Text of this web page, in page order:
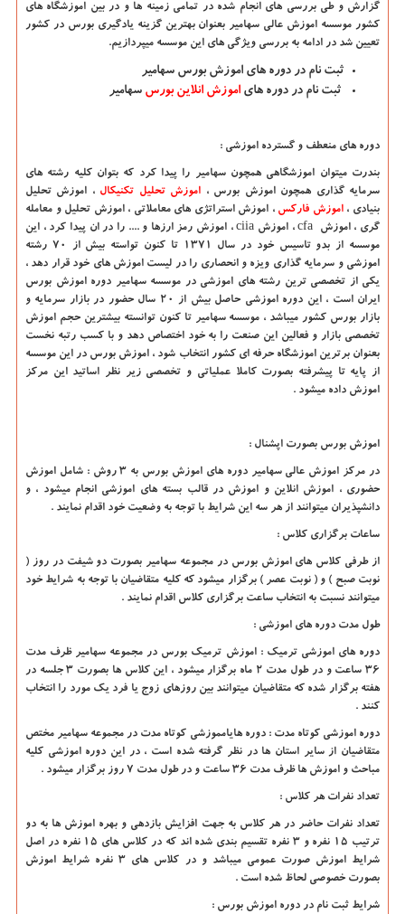
گزارش و طی بررسی های انجام شده در تمامی زمینه ها و در بین اموزشگاه های
کشور موسسه اموزش عالی سهامیر بعنوان بهترین گزینه یادگیری بورس در کشور
تعیین شد در ادامه به بررسی ویژگی های این موسسه میپردازیم.
ثبت نام در دوره های اموزش بورس سهامیر
ثبت نام در دوره های اموزش انلاین بورس سهامیر
دوره های منعطف و گسترده اموزشی :
بندرت میتوان اموزشگاهی همچون سهامیر را پیدا کرد که بتوان کلیه رشته های
سرمایه گذاری همچون اموزش بورس ، اموزش تحلیل تکنیکال ، اموزش تحلیل
بنیادی ،اموزش فارکس ، اموزش استراتژی های معاملاتی ، اموزش تحلیل و معامله
گری ، اموزش
cfa، اموزش ciia، اموزش رمز ارزها و .... را در ان پیدا کرد ، این
موسسه از بدو تاسیس خود در سال 1371 تا کنون تواسته بیش از 70 رشته
اموزشی و سرمایه گذاری ویزه و انحصاری را در لیست اموزش های خود قرار دهد ،
یکی از تخصصی ترین رشته های اموزشی در موسسه سهامیر دوره اموزش بورس
ایران است ، این دوره اموزشی حاصل بیش از 20 سال حضور در بازار سرمایه و
بازار بورس کشور میباشد ، موسسه سهامیر تا کنون توانسته بیشترین حجم اموزش
تخصصی بازار و فعالین این صنعت را به خود اختصاص دهد و با کسب رتبه نخست
بعنوان برترین اموزشگاه حرفه ای کشور انتخاب شود ، اموزش بورس در این موسسه
از پایه تا پیشرفته بصورت کاملا عملیاتی و تخصصی زیر نظر اساتید این مرکز
اموزش داده میشود .
اموزش بورس بصورت اپشنال :
در مرکز اموزش عالی سهامیر دوره های اموزش بورس به 3 روش : شامل اموزش
حضوری ، اموزش انلاین و اموزش در قالب بسته های اموزشی انجام میشود ، و
دانشپذیران میتوانند از هر سه این شرایط با توجه به وضعیت خود اقدام نمایند .
ساعات برگزاری کلاس :
از طرفی کلاس های اموزش بورس در مجموعه سهامیر بصورت دو شیفت در روز (
نوبت صبح ) و ( نوبت عصر ) برگزار میشود که کلیه متقاضیان با توجه به شرایط خود
میتوانند نسبت به انتخاب ساعت برگزاری کلاس اقدام نمایند .
طول مدت دوره های اموزشی :
دوره های اموزشی ترمیک : اموزش ترمیک بورس در مجموعه سهامیر ظرف مدت
36 ساعت و در طول مدت 2 ماه برگزار میشود ، این کلاس ها بصورت 3 جلسه در
هفته برگزار شده که متقاضیان میتوانند بین روزهای زوج یا فرد یک مورد را انتخاب
کنند .
دوره اموزشی کوتاه مدت : دوره هایامموزشی کوتاه مدت در مجموعه سهامیر مختص
متقاضیان از سایر استان ها در نظر گرفته شده است ، در این دوره اموزشی کلیه
مباحث و اموزش ها ظرف مدت 36 ساعت و در طول مدت 7 روز برگزار میشود .
تعداد نفرات هر کلاس :
تعداد نفرات حاضر در هر کلاس به جهت افزایش بازدهی و بهره اموزش ها به دو
ترتیب 15 نفره و 3 نفره تقسیم بندی شده اند که در کلاس های 15 نفره در اصل
شرایط اموزش صورت عمومی میباشد و در کلاس های 3 نفره شرایط اموزش
بصورت خصوصی لحاظ شده است .
شرایط ثبت نام در دوره اموزش بورس :